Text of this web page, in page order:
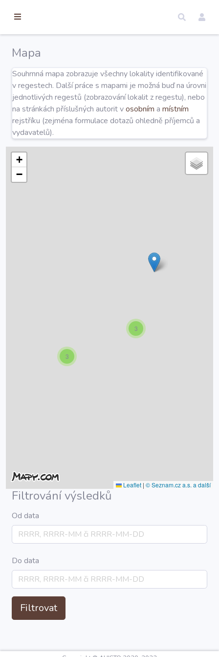
Úvod
Edice
Regesty
Hledat
Mapa
Souhrnná mapa zobrazuje všechny lokality identifikované
v regestech. Další práce s mapami je možná buď na úrovni
jednotlivých regestů (zobrazování lokalit z regestu), nebo
na stránkách příslušných autorit vosobním a místním
rejstříku (zejména formulace dotazů ohledně příjemců a
vydavatelů).
3
3
+
−
Leaflet | © Seznam.cz a.s. a další
Filtrování výsledků
Od data
Do data
Filtrovat